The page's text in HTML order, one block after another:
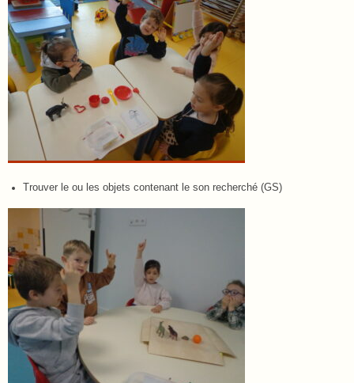
Trouver le ou les objets contenant le son recherché (GS)